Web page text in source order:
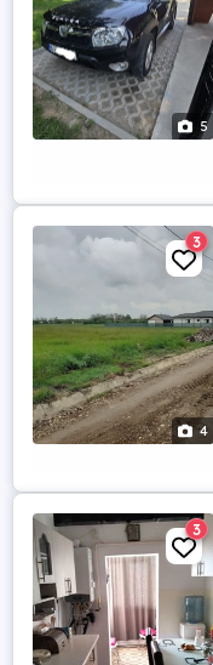
5
4
3
3